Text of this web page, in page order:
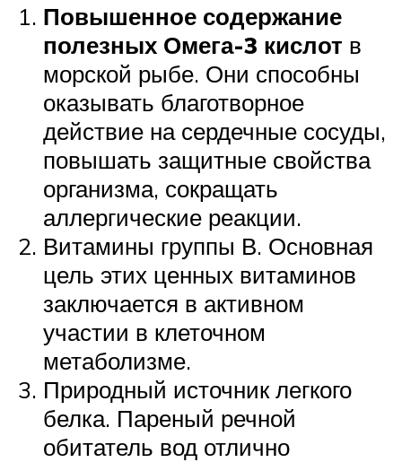
Повышенное содержание
полезных Омега-3 кислот в
морской рыбе. Они способны
оказывать благотворное
действие на сердечные сосуды,
повышать защитные свойства
организма, сокращать
аллергические реакции.
Витамины группы В. Основная
цель этих ценных витаминов
заключается в активном
участии в клеточном
метаболизме.
Природный источник легкого
белка. Пареный речной
обитатель вод отлично